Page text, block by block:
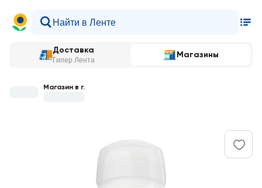
Доставка
Гипер Лента
Магазины
Магазин в г.